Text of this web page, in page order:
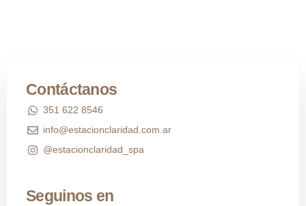
Contáctanos
351 622 8546
info@estacionclaridad.com.ar
@estacionclaridad_spa
Seguinos en